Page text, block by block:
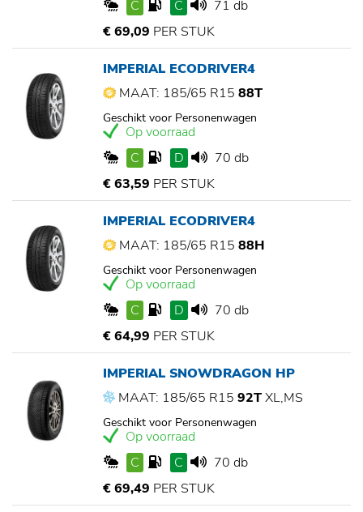
C C
71 db
€ 69,09 PER STUK
IMPERIAL ECODRIVER4
MAAT: 185/65 R15 88T
Geschikt voor Personenwagen
Op voorraad
C
D
70 db
€ 63,59 PER STUK
IMPERIAL ECODRIVER4
MAAT: 185/65 R15 88H
Geschikt voor Personenwagen
Op voorraad
C
D
70 db
€ 64,99 PER STUK
IMPERIAL SNOWDRAGON HP
MAAT: 185/65 R15 92TXL,MS
Geschikt voor Personenwagen
Op voorraad
C
C
70 db
€ 69,49 PER STUK